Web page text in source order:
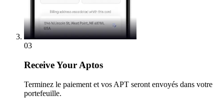
03
ReceiveYour Aptos
Terminez le paiement et vos APT seront envoyés dans votre
portefeuille.